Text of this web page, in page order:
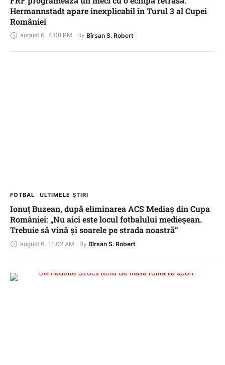
Hermannstadt apare inexplicabil în Turul 3 al Cupei
României
august 6, 4:08 PM By Bîrsan S. Robert
FOTBAL ULTIMELE ȘTIRI
Ionuț Buzean, după eliminarea ACS Mediaș din Cupa
României: „Nu aici este locul fotbalului medieșean.
Trebuie să vină și soarele pe strada noastră”
august 6 11:02 AM By Bîrsan S. Robert